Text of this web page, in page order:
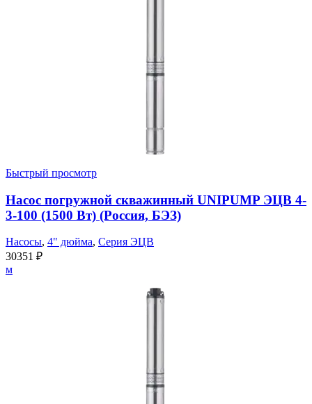
Быстрый просмотр
Насос погружной скважинный UNIPUMP ЭЦВ 4-
3-100 (1500 Вт) (Россия, БЭЗ)
Насосы, 4" дюйма, Серия ЭЦВ
30351 ₽
м